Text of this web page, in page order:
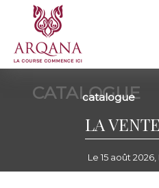
CATALOGUE
catalogue
LA
Le 15 août